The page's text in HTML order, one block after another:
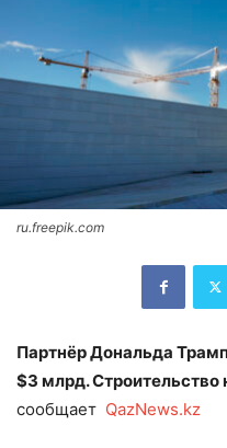
ru.freepik.com
Партнёр Дональда
$3 млрд. Строительство
сообщает QazNews.kz